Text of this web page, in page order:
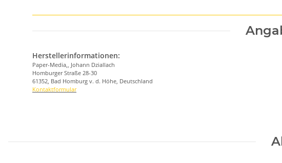
Herstellerinformationen:
Paper-Media,, Johann Dziallach
Homburger Straße 28-30
61352, Bad Homburg v. d. Höhe, Deutschland
Kontaktformular